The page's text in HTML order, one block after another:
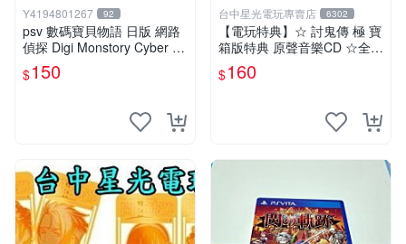
Y4194801267 92
psv 數碼寶貝物語 日版 網路
偵探 Digi Monstory Cyber Sl
euth
$150
台中星光電玩專賣店 6302
【電玩特典】☆ 討鬼傳 極 寶
箱版特典 原聲音樂CD ☆全新
品【台中星光電玩】
$160